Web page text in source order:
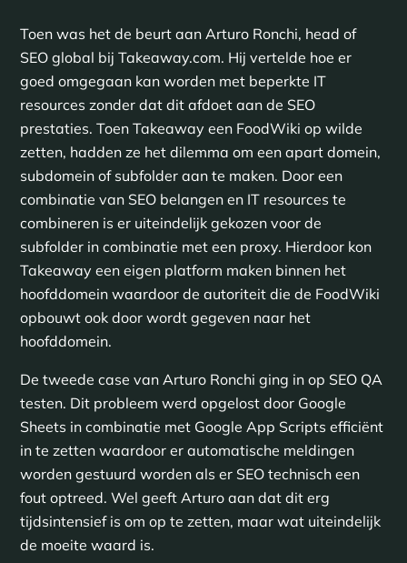
Toen was het de beurt aan Arturo Ronchi, head of
SEO global bij Takeaway.com. Hij vertelde hoe er
goed omgegaan kan worden met beperkte IT
resources zonder dat dit afdoet aan de SEO
prestaties. Toen Takeaway een FoodWiki op wilde
zetten, hadden ze het dilemma om een apart domein,
subdomein of subfolder aan te maken. Door een
combinatie van SEO belangen en IT resources te
combineren is er uiteindelijk gekozen voor de
subfolder in combinatie met een proxy. Hierdoor kon
Takeaway een eigen platform maken binnen het
hoofddomein waardoor de autoriteit die de FoodWiki
opbouwt ook door wordt gegeven naar het
hoofddomein.
De tweede case van Arturo Ronchi ging in op SEO QA
testen. Dit probleem werd opgelost door Google
Sheets in combinatie met Google App Scripts efficiënt
in te zetten waardoor er automatische meldingen
worden gestuurd worden als er SEO technisch een
fout optreed. Wel geeft Arturo aan dat dit erg
tijdsintensief is om op te zetten, maar wat uiteindelijk
de moeite waard is.